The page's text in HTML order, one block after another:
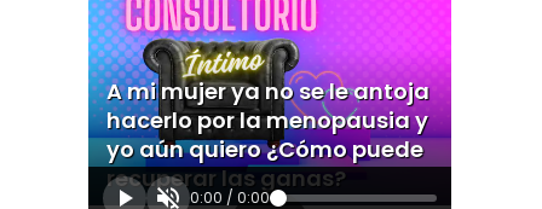
A mi mujer ya no se le antoja
hacerlo por la menopausia y
yo aún quiero ¿Cómo puede
recuperar las ganas?
0:00 / 0:00